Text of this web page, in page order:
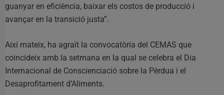
guanyar en eficiència, baixar els costos de producció i
avançar en la transició justa”.
Així mateix, ha agraït la convocatòria del CEMAS que
coincideix amb la setmana en la qual se celebra el Dia
Internacional de Conscienciació sobre la Pèrdua i el
Desaprofitament d’Aliments.